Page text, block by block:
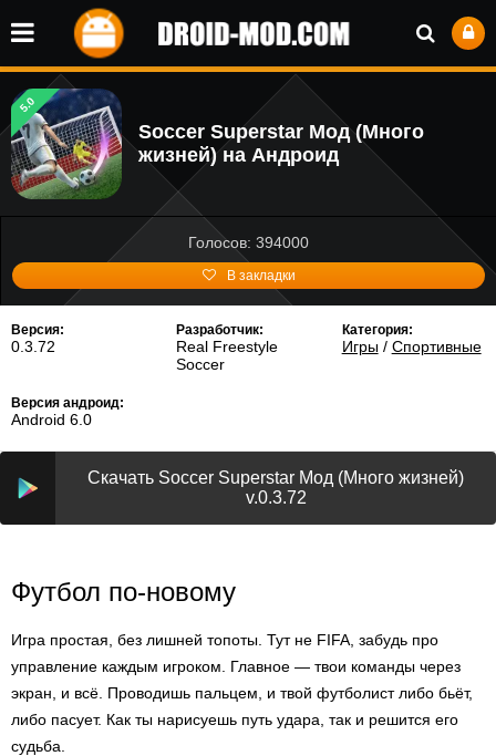
5.0
Soccer Superstar Мод (Много
жизней) на Андроид
Голосов: 394000
В закладки
Версия:
0.3.72
Разработчик:
Real Freestyle
Soccer
Категория:
Игры/ Спортивные
Версия андроид:
Android 6.0
Скачать Soccer Superstar Мод (Много жизней)
v.0.3.72
Футбол по-новому
Игра простая, без лишней топоты. Тут не FIFA, забудь про
управление каждым игроком. Главное — твои команды через
экран, и всё. Проводишь пальцем, и твой футболист либо бьёт,
либо пасует. Как ты нарисуешь путь удара, так и решится его
судьба.